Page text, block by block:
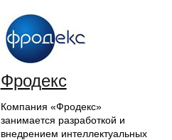
Фродекс
Компания «Фродекс»
занимается разработкой и
внедрением интеллектуальных